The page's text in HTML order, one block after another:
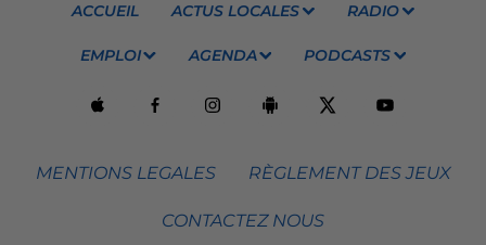
ACCUEIL ACTUS LOCALES RADIO
EMPLOI AGENDA PODCASTS
MENTIONS LEGALES RÈGLEMENT DES JEUX
CONTACTEZ NOUS